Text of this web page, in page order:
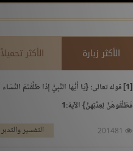
الأكثر زيارة الأكثر تحميلاً
[1] قوله تعالى: {يَا أَيُّهَا النَّبِيُّ إِذَا طَلَّقْتُمُ النِّسَاء
فَطَلِّقُوهُنَّ لِعِدَّتِهِنَّ} الآية:1
التفسير والتدبر